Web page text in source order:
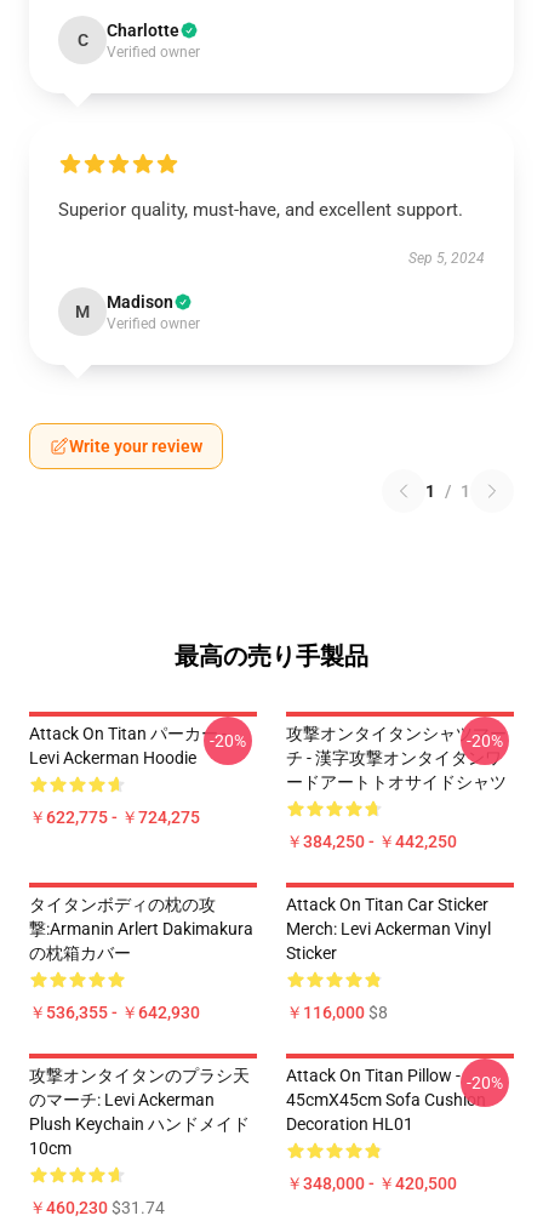
C Charlotte
Verified owner
Superior quality, must-have, and excellent support.
Sep 5, 2024
M Madison
Verified owner
Write your review
1 / 1
最高の売り手製品
Attack On Titan パーカー -
Levi Ackerman Hoodie
￥622,775 - ￥724,275
-20%
攻撃オンタイタンシャツマー
チ - 漢字攻撃オンタイタンワ
ードアートトオサイドシャツ
￥384,250 - ￥442,250
-20%
タイタンボディの枕の攻
撃:Armanin Arlert Dakimakura
の枕箱カバー
￥536,355 - ￥642,930
Attack On Titan Car Sticker
Merch: Levi Ackerman Vinyl
Sticker
￥116,000$8
攻撃オンタイタンのプラシ天
のマーチ: Levi Ackerman
Plush Keychain ハンドメイド
10cm
￥460,230$31.74
Attack On Titan Pillow -
45cmX45cm Sofa Cushion
Decoration HL01
￥348,000 - ￥420,500
-20%